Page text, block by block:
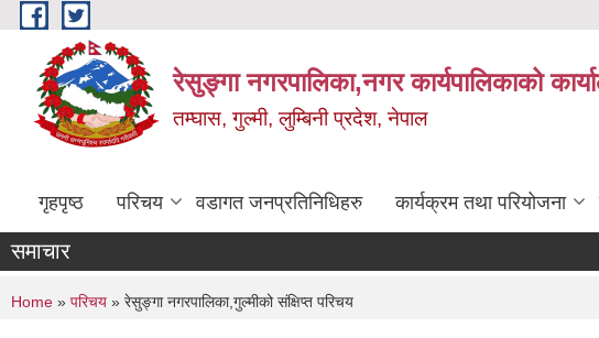
Skip to main content
रेसुङ्गा नगरपालिका,नगर कार्यपालिकाको
तम्घास, गुल्मी, लुम्बिनी प्रदेश, नेपाल
गृहपृष्ठ परिचय वडागत जनप्रतिनिधिहरु कार्यक्रम तथा परियोजना
समाचार
You are here
Home » परिचय » रेसुङ्गा नगरपालिका,गुल्मीको संक्षिप्त परिचय